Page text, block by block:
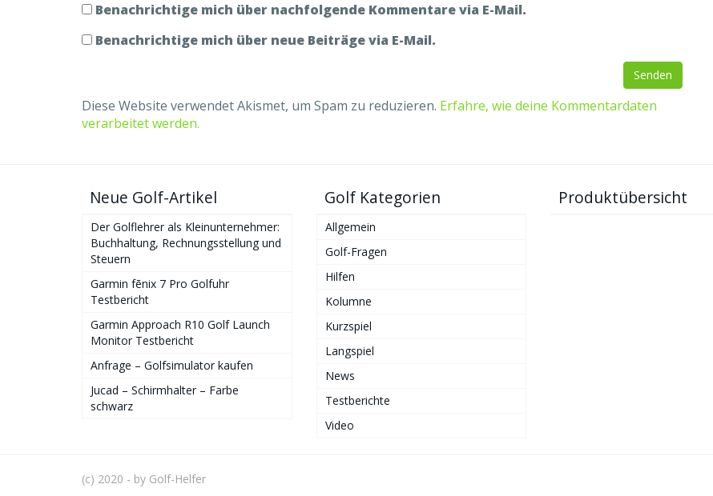
Benachrichtige mich über nachfolgende Kommentare via E-Mail.
Benachrichtige mich über neue Beiträge via E-Mail.
Diese Website verwendet Akismet, um Spam zu reduzieren. Erfahre, wie deine Kommentardaten
verarbeitet werden.
Neue Golf-Artikel
Der Golflehrer als Kleinunternehmer:
Buchhaltung, Rechnungsstellung und
Steuern
Garmin fēnix 7 Pro Golfuhr
Testbericht
Garmin Approach R10 Golf Launch
Monitor Testbericht
Anfrage – Golfsimulator kaufen
Jucad – Schirmhalter – Farbe
schwarz
Golf Kategorien
Allgemein
Golf-Fragen
Hilfen
Kolumne
Kurzspiel
Langspiel
News
Testberichte
Video
Produktübersicht
(c) 2020 - by Golf-Helfer